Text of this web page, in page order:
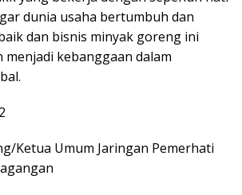
dunia usaha bertumbuh dan
dan bisnis minyak goreng ini
menjadi kebanggaan dalam
Ketua Umum Jaringan Pemerhati